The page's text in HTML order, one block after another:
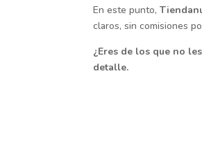
En este punto,
claros, sin comisiones
¿Eres de los que no
detalle.